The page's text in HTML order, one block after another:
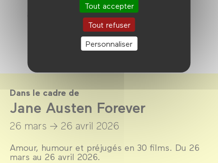
Tout accepter
Tout refuser
Personnaliser
Dans le cadre de
Jane Austen Forever
26 mars → 26 avril 2026
Amour, humour et préjugés en 30 films. Du 26
mars au 26 avril 2026.